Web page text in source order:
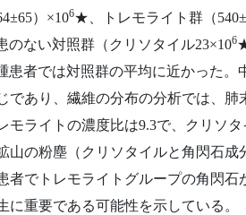
）×106★、トレモライト群（
ない対照群（クリソタイル23×106
者では対照群の平均に近かった。
あり、繊維の分布の分析では、肺
ライトの濃度比は9.3で、クリソタ
の粉塵（クリソタイルと角閃石成
者でトレモライトグループの角閃石
重要である可能性を示している。